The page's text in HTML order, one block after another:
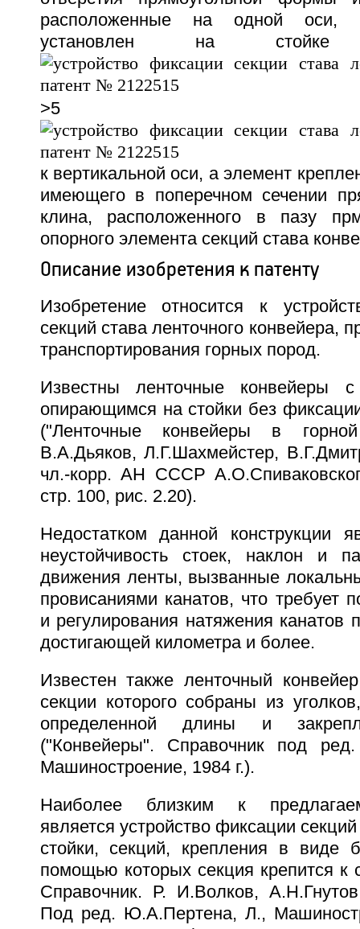
расположенные на одной оси,
установлен на
>5
к вертикальной оси, а элемент
имеющего в поперечном сечении
клина, расположенного в пазу
опорного элемента секций става
Описание изобретения к патенту
Изобретение относится к
секций става ленточного конвейера,
транспортирования горных пород.
Известны ленточные конвейеры
опирающимся на стойки без
("Ленточные конвейеры в
В.А.Дьяков, Л.Г.Шахмейстер,
чл.-корр. АН СССР
стр. 100, рис. 2.20).
Недостатком данной конструкции
неустойчивость стоек, наклон и
движения ленты, вызванные
провисаниями канатов, что требует
и регулирования натяжения канатов
достигающей километра и более.
Известен также ленточный
секции которого собраны из
определенной длины и
("Конвейеры". Справочник под
Машиностроение, 1984 г.).
Наиболее близким к
является устройство фиксации
стойки, секций, крепления в виде
помощью которых секция крепится к
Справочник. Р. И.Волков,
Под ред. Ю.А.Пертена, Л.,